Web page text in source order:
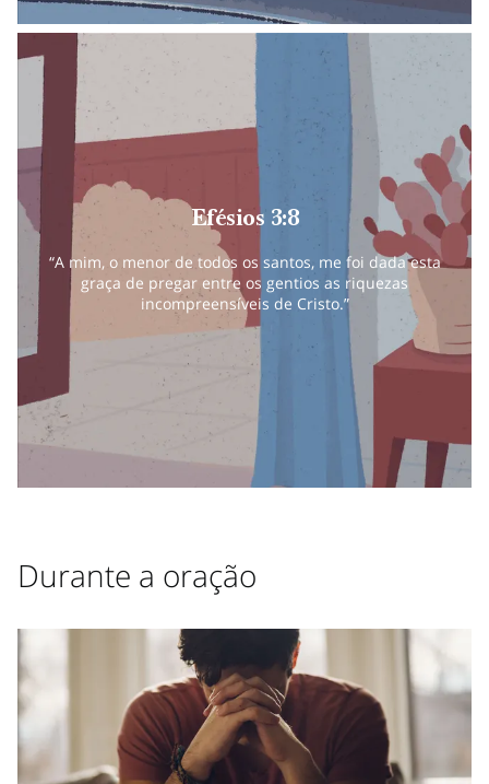
Efésios 3:8
“A mim, o menor de todos os santos, me foi dada esta
graça de pregar entre os gentios as riquezas
incompreensíveis de Cristo.”
Durante a oração